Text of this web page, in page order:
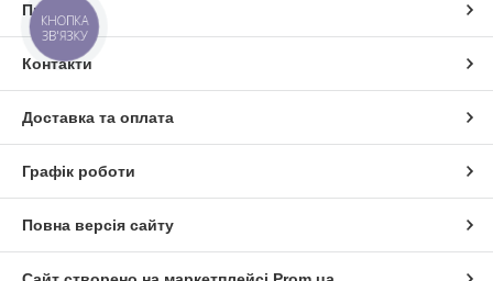
Про нас
Контакти
Доставка та оплата
Графік роботи
Повна версія сайту
КНОПКА
ЗВ'ЯЗКУ